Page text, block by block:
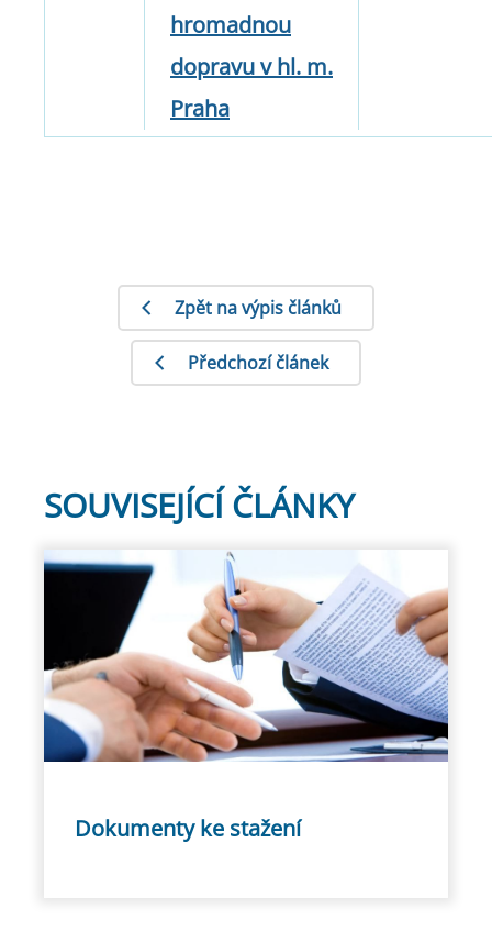
hromadnou
dopravu v hl. m.
Praha
Zpět na výpis článků
Předchozí článek
SOUVISEJÍCÍ ČLÁNKY
Dokumenty ke stažení